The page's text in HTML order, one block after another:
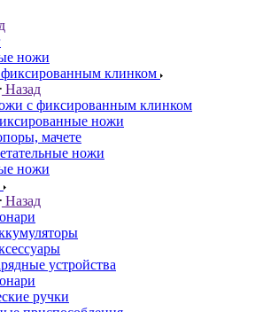
ножи
клинком
Назад
с фиксированным клинком
ножи
мачете
ножи
ножи
Назад
устройства
ручки